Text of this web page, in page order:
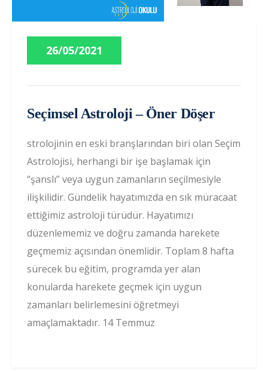
26/05/2021
Seçimsel Astroloji – Öner Döşer
strolojinin en eski branşlarından biri olan Seçim
Astrolojisi, herhangi bir işe başlamak için
“şanslı” veya uygun zamanların seçilmesiyle
ilişkilidir. Gündelik hayatımızda en sık müracaat
ettiğimiz astroloji türüdür. Hayatımızı
düzenlememiz ve doğru zamanda harekete
geçmemiz açısından önemlidir. Toplam 8 hafta
sürecek bu eğitim, programda yer alan
konularda harekete geçmek için uygun
zamanları belirlemesini öğretmeyi
amaçlamaktadır. 14 Temmuz